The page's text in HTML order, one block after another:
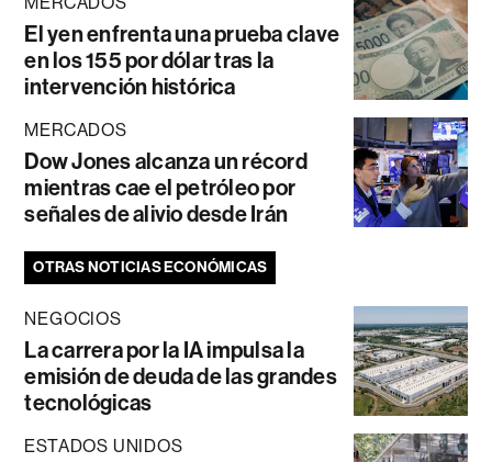
El yen enfrenta una prueba clave
en los 155 por dólar tras la
intervención histórica
MERCADOS
Dow Jones alcanza un récord
mientras cae el petróleo por
señales de alivio desde Irán
OTRAS NOTICIAS ECONÓMICAS
NEGOCIOS
La carrera por la IA impulsa la
emisión de deuda de las grandes
tecnológicas
ESTADOS UNIDOS